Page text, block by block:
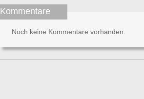
Kommentare
Noch keine Kommentare vorhanden.